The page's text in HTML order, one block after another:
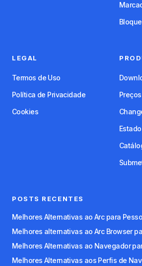
LEGAL
Termos de Uso
Política de Privacidade
Cookies
Preços
Estado
POSTS RECENTES
Melhores Alternativas ao Navegador